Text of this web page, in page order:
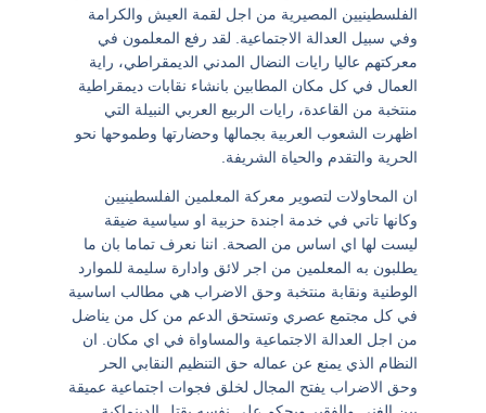
الفلسطينيين المصيرية من اجل لقمة العيش والكرامة
وفي سبيل العدالة الاجتماعية. لقد رفع المعلمون في
معركتهم عاليا رايات النضال المدني الديمقراطي، راية
العمال في كل مكان المطابين بانشاء نقابات ديمقراطية
منتخبة من القاعدة، رايات الربيع العربي النبيلة التي
اظهرت الشعوب العربية بجمالها وحضارتها وطموحها نحو
الحرية والتقدم والحياة الشريفة.
ان المحاولات لتصوير معركة المعلمين الفلسطينيين
وكانها تاتي في خدمة اجندة حزبية او سياسية ضيقة
ليست لها اي اساس من الصحة. اننا نعرف تماما بان ما
يطلبون به المعلمين من اجر لائق وادارة سليمة للموارد
الوطنية ونقابة منتخبة وحق الاضراب هي مطالب اساسية
في كل مجتمع عصري وتستحق الدعم من كل من يناضل
من اجل العدالة الاجتماعية والمساواة في اي مكان. ان
النظام الذي يمنع عن عماله حق التنظيم النقابي الحر
وحق الاضراب يفتح المجال لخلق فجوات اجتماعية عميقة